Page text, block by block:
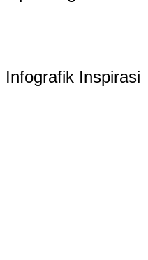
Infografik Inspirasi